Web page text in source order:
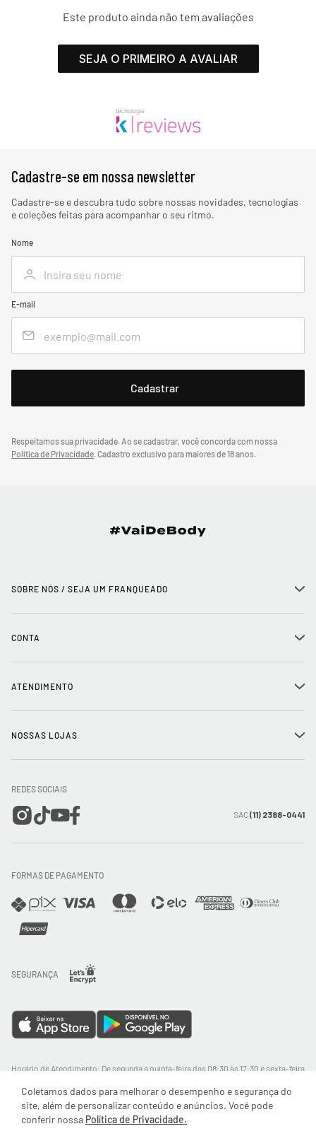
Coletamos dados para melhorar o desempenho e segurança do
site, além de personalizar conteúdo e anúncios. Você pode
conferir nossa Política de Privacidade.
Este produto ainda não tem avaliações
SEJA O PRIMEIRO A AVALIAR
Cadastre-se em nossa newsletter
Cadastre-se e descubra tudo sobre nossas novidades, tecnologias
e coleções feitas para acompanhar o seu ritmo.
Nome
E-mail
Respeitamos sua privacidade. Ao se cadastrar, você concorda com nossa
Política de Privacidade.Cadastro exclusivo para maiores de 18 anos.
SOBRE NÓS / SEJA UM FRANQUEADO +
Trabalhe conosco
Mapa do Site
CONTA +
Meus pedidos
Wishlist
ATENDIMENTO +
Entrega e Frete
Trocas e Devoluções
Direito de Arrependimento
Política de Privacidade
NOSSAS LOJAS +
REDES SOCIAIS
SAC(11) 2388-0441
FORMAS DE PAGAMENTO
SEGURANÇA
Horário de Atendimento: De segunda a quinta-feira das 08:30 às 17:30 e sexta-feira
Paulo, CEP: 09380-115 - Valisere Comércio de Roupas e Acessórios Ltda - CNPJ:
57.484.768/0064-89
© Body For Sure 2025 - Todos os direitos reservados